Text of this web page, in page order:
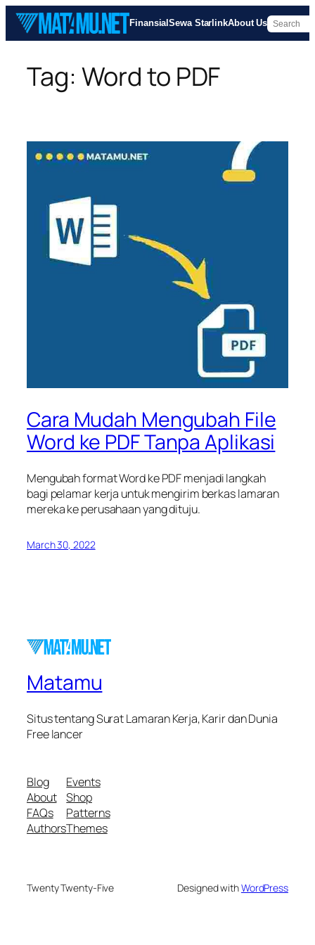
Skip
content
FinansialSewa StarlinkAbout Us
Tag: Word to PDF
Cara Mudah Mengubah File
Word ke PDF Tanpa Aplikasi
Mengubah format Word ke PDF menjadi langkah
bagi pelamar kerja untuk mengirim berkas lamaran
mereka ke perusahaan yang dituju.
March 30, 2022
Matamu
Situs tentang Surat Lamaran Kerja, Karir dan Dunia
Free lancer
Blog
About
FAQs
Authors
Events
Shop
Patterns
Themes
Twenty Twenty-Five Designed withWordPress